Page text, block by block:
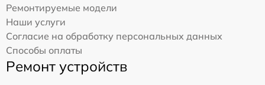
Ремонтируемые модели
Наши услуги
Согласие на обработку персональных данных
Способы оплаты
Ремонт устройств